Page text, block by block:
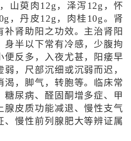
山萸肉12g，泽泻12g，怀
，丹皮12g，肉桂10g。肾
补肾助阳之功效。主治肾阳
身半以下常有冷感，少腹拘
便反多，入夜尤甚，阳痿早
，尺部沉细或沉弱而迟，
渴，脚气，转胞等。临床常
糖尿病、醛固酮增多症、甲
腺皮质功能减退、慢性支气
、慢性前列腺肥大等辨证属